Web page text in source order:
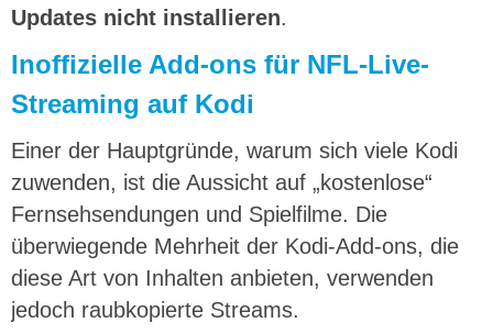
Updates nicht installieren.
Inoffizielle Add-ons für NFL-Live-
Streaming auf Kodi
Einer der Hauptgründe, warum sich viele Kodi
zuwenden, ist die Aussicht auf „kostenlose“
Fernsehsendungen und Spielfilme. Die
überwiegende Mehrheit der Kodi-Add-ons, die
diese Art von Inhalten anbieten, verwenden
jedoch raubkopierte Streams.